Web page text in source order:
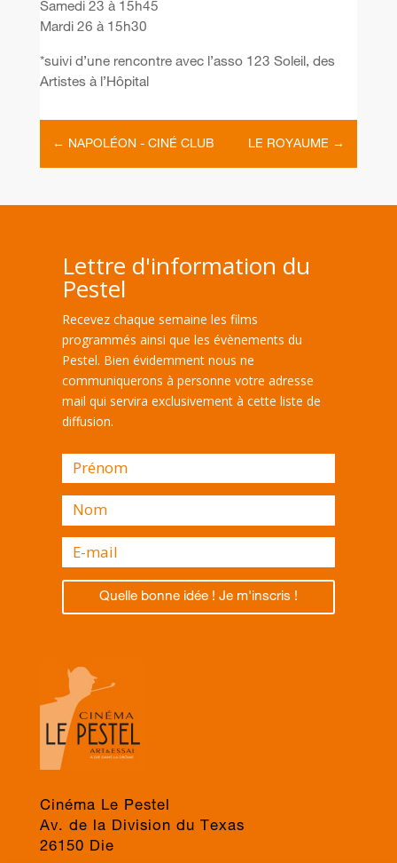
Samedi 23 à 15h45
Mardi 26 à 15h30
*suivi d’une rencontre avec l’asso 123 Soleil, des
Artistes à l’Hôpital
← NAPOLÉON - CINÉ CLUB LE ROYAUME →
Lettre d'information du
Pestel
Recevez chaque semaine les films
programmés ainsi que les évènements du
Pestel. Bien évidemment nous ne
communiquerons à personne votre adresse
mail qui servira exclusivement à cette liste de
diffusion.
Quelle bonne idée ! Je m'inscris !
Cinéma Le Pestel
Av. de la Division du Texas
26150 Die